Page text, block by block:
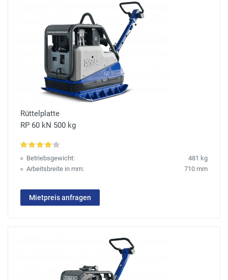
Rüttelplatte
RP 60 kN 500 kg
Betriebsgewicht:
481 kg
Arbeitsbreite in mm:
710 mm
Mietpreis anfragen